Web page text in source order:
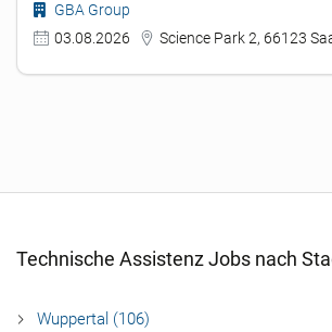
GBA Group
03.08.2026
Science Park 2, 66123
Technische Assistenz Jobs nach
Wuppertal (106)